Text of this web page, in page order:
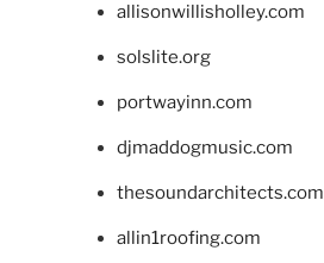
allisonwillisholley.com
solslite.org
portwayinn.com
djmaddogmusic.com
thesoundarchitects.com
allin1roofing.com